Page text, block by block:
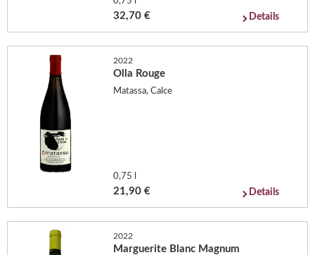
32,70 € Details
2022
Olla Rouge
Matassa, Calce
0,75 l
21,90 € Details
2022
Marguerite Blanc Magnum